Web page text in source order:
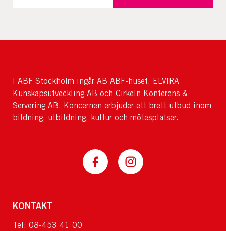
I ABF Stockholm ingår AB ABF-huset, ELVIRA
Kunskapsutveckling AB och Cirkeln Konferens &
Servering AB. Koncernen erbjuder ett brett utbud inom
bildning, utbildning, kultur och mötesplatser.
KONTAKT
Tel: 08-453 41 00